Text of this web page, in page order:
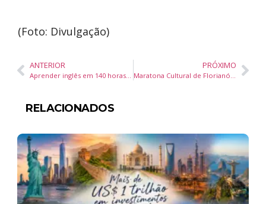
(Foto: Divulgação)
ANTERIOR
Aprender inglês em 140 horas? Descubra se isso é possível
PRÓXIMO
Maratona Cultural de Florianópolis 2025: 40 horas de programação gratuita para todos os públicos
RELACIONADOS